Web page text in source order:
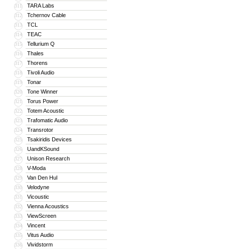
311 TARA Labs
312 Tchernov Cable
313 TCL
314 TEAC
315 Tellurium Q
316 Thales
317 Thorens
318 Tivoli Audio
319 Tonar
320 Tone Winner
321 Torus Power
322 Totem Acoustic
323 Trafomatic Audio
324 Transrotor
325 Tsakiridis Devices
326 UandKSound
327 Unison Research
328 V-Moda
329 Van Den Hul
330 Velodyne
331 Vicoustic
332 Vienna Acoustics
333 ViewScreen
334 Vincent
335 Vitus Audio
336 Vividstorm